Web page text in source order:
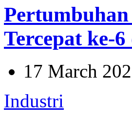
Tercepat ke-
17 March
Industri